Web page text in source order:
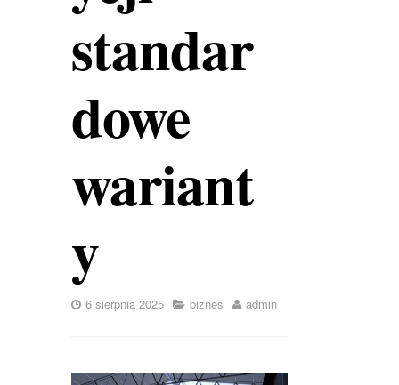
standar
dowe
wariant
y
6 sierpnia 2025 biznes admin